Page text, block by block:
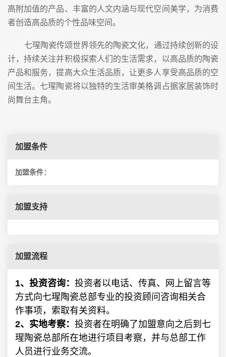
高附加值的产品、丰富的人文内涵与现代空间美学，为消费
者创造高品质的个性品味空间。
七瑆陶瓷传颂世界领先的陶瓷文化，通过持续创新的设
计，持续关注并积极探索人们的生活需求，以高品质的陶瓷
产品和服务，提高大众生活品质，让更多人享受高品质的空
间生活。七瑆陶瓷将以独特的生活审美格调占据家居装饰时
尚舞台主角。
加盟条件
加盟条件：
加盟支持
加盟流程
1、投资咨询： 投资者以电话、传真、网上留言等
方式向七瑆陶瓷总部专业的投资顾问咨询相关合
作事项，索取有关资料。
2、实地考察： 投资者在明确了加盟意向之后到七
瑆陶瓷总部所在地进行项目考察，并与总部工作
人员进行业务交流。